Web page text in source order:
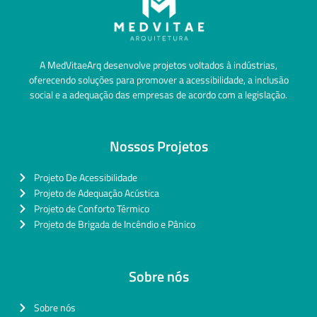
A MedVitaeArq desenvolve projetos voltados à indústrias,
oferecendo soluções para promover a acessibilidade, a inclusão
social e a adequação das empresas de acordo com a legislação.
Nossos Projetos
Projeto De Acessibilidade
Projeto de Adequação Acústica
Projeto de Conforto Térmico
Projeto de Brigada de Incêndio e Pânico
Sobre nós
Sobre nós